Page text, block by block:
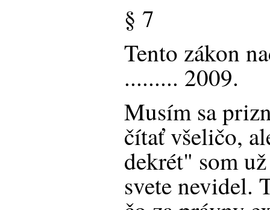
§ 7
Tento zákon
......... 2009.
Musím sa
čítať všeličo,
dekrét" som
svete nevidel.